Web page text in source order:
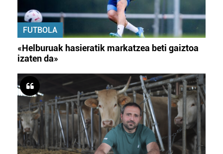
FUTBOLA
«Helburuak hasieratik markatzea beti gaiztoa
izaten da»